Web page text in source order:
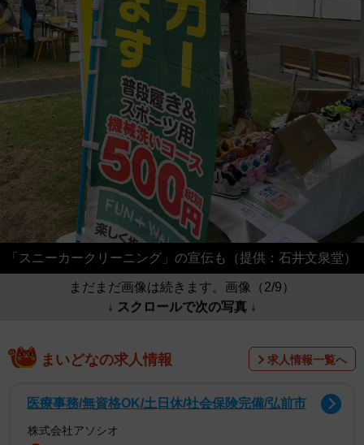
「スニーカークリーニング」の宣伝も（提供：石井文泉堂）
まだまだ画像は続きます。画像（2/9）
↓ スクロールで次の写真 ↓
まいどなの求人情報 求人情報一覧へ
医療事務/無資格OK/土日休/社会保険完備/弘前市
株式会社アソシオ